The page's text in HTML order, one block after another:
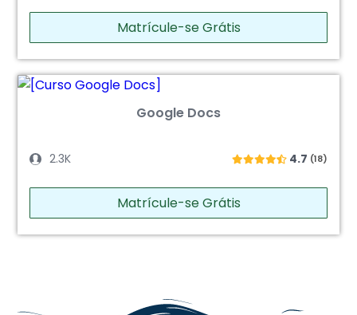
Matrícule-se Grátis
Google Docs
2.3K 4.7 (18)
Matrícule-se Grátis